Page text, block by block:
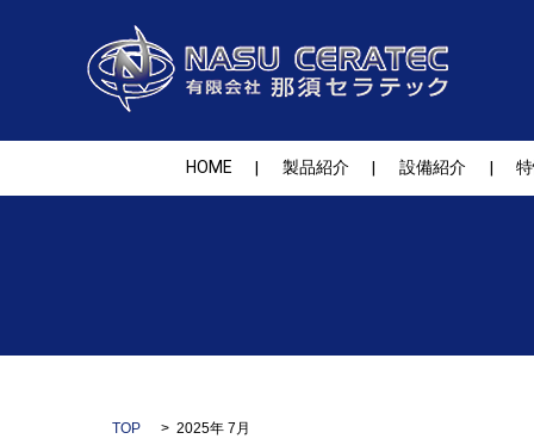
HOME 製品紹介 設備紹介
TOP 2025年 7月